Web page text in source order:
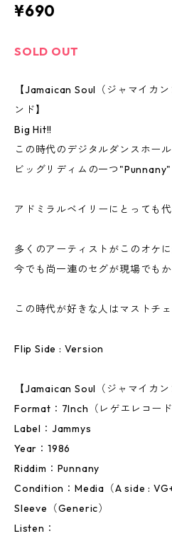
¥690
SOLD OUT
【Jamaican Soul（ジャマイカ
ンド】
Big Hit!!
この時代のデジタルダンスホー
ビッグリディムの一つ"Punnany"
アドミラルベイリーにとっても
多くのアーティストがこのオケ
今でも尚一連のセグが現場でも
この時代が好きな人はマストチ
Flip Side : Version
【Jamaican Soul（ジャマイカン
Format：7Inch（レゲエレコード
Label：Jammys
Year：1986
Riddim：Punnany
Condition：Media（A side :
Sleeve（Generic）
Listen：